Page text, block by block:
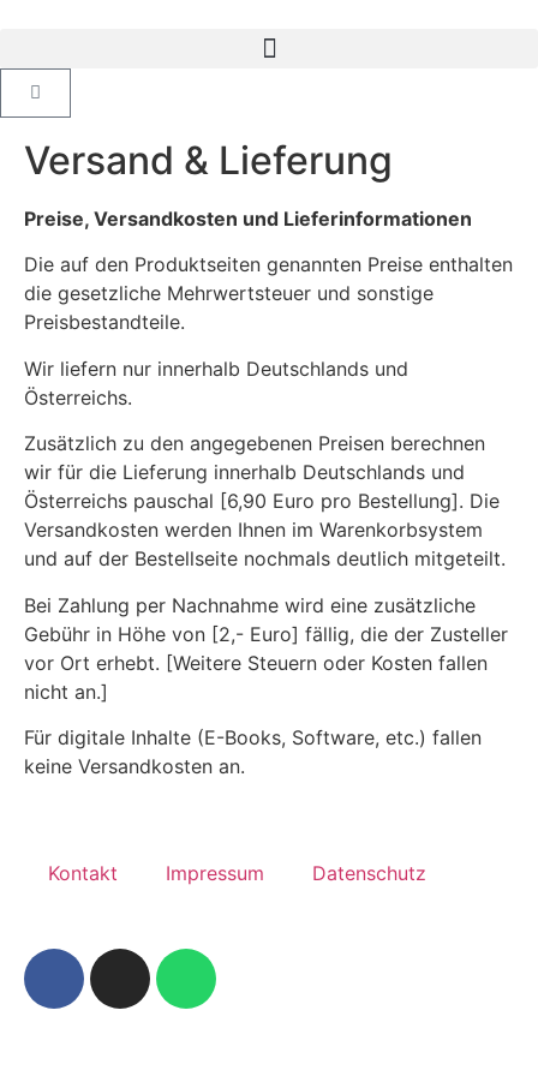
Versand & Lieferung
Preise, Versandkosten und Lieferinformationen
Die auf den Produktseiten genannten Preise enthalten
die gesetzliche Mehrwertsteuer und sonstige
Preisbestandteile.
Wir liefern nur innerhalb Deutschlands und
Österreichs.
Zusätzlich zu den angegebenen Preisen berechnen
wir für die Lieferung innerhalb Deutschlands und
Österreichs pauschal [6,90 Euro pro Bestellung]. Die
Versandkosten werden Ihnen im Warenkorbsystem
und auf der Bestellseite nochmals deutlich mitgeteilt.
Bei Zahlung per Nachnahme wird eine zusätzliche
Gebühr in Höhe von [2,- Euro] fällig, die der Zusteller
vor Ort erhebt. [Weitere Steuern oder Kosten fallen
nicht an.]
Für digitale Inhalte (E-Books, Software, etc.) fallen
keine Versandkosten an.
Kontakt Impressum Datenschutz